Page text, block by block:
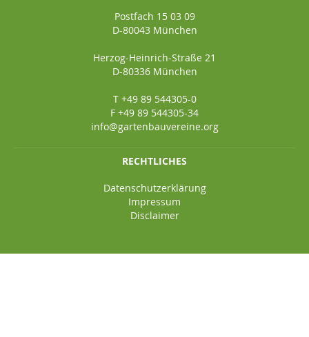
Postfach 15 03 09
D-80043 München
Herzog-Heinrich-Straße 21
D-80336 München
T +49 89 544305-0
F +49 89 544305-34
info@gartenbauvereine.org
RECHTLICHES
Datenschutzerklärung
Impressum
Disclaimer